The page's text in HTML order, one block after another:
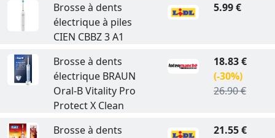
Brosse à dents
électrique à piles
CIEN CBBZ 3 A1
5.99 €
Brosse à dents
électrique BRAUN
Oral-B Vitality Pro
Protect X Clean
18.83 €
(-30%)
26.90 €
Brosse à dents 21.55 €